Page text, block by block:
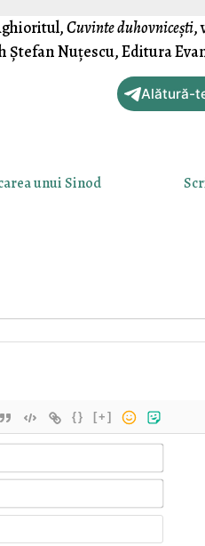
Cuvinte duhovnicești,
Nuțescu, Editura
Alătură-
unui Sinod
{} [+]